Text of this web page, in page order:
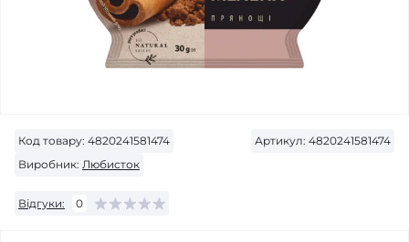
Код товару: 4820241581474 Артикул: 4820241581474
Виробник: Любисток
Відгуки: 0